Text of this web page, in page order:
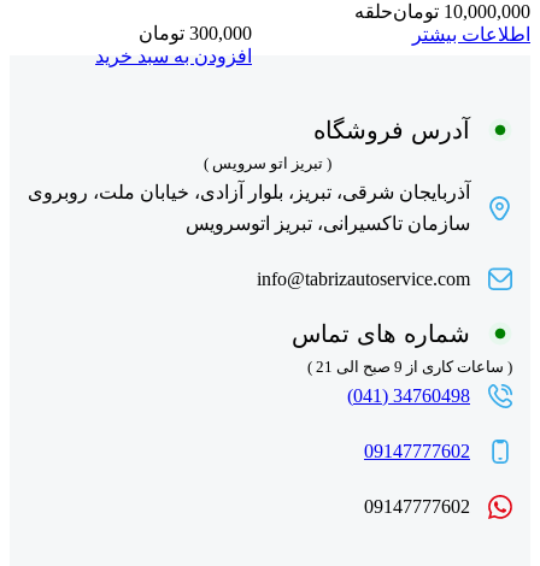
10,000,000 تومانحلقه
اطلاعات بیشتر
300,000 تومان
افزودن به سبد خرید
آدرس فروشگاه
( تبریز اتو سرویس )
آذربایجان شرقی، تبریز، بلوار آزادی، خیابان ملت، روبروی
سازمان تاکسیرانی، تبریز اتوسرویس
info@tabrizautoservice.com
شماره های تماس
( ساعات کاری از 9 صبح الی 21 )
34760498 (041)
09147777602
09147777602